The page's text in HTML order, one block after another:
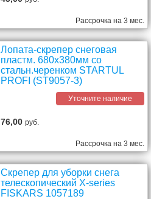
Рассрочка на 3 мес.
Лопата-скрепер снеговая
пластм. 680х380мм со
стальн.черенком STARTUL
PROFI (ST9057-3)
Уточните наличие
76,00руб.
Рассрочка на 3 мес.
Скрепер для уборки снега
телескопический X-series
FISKARS 1057189